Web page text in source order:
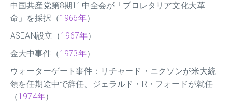
中国共産党第8期11中全会が「プロレタリア文化大革
命」を採択（1966年）
ASEAN設立（1967年）
金大中事件（1973年）
ウォーターゲート事件：リチャード・ニクソンが米大統
領を任期途中で辞任、ジェラルド・R・フォードが就任
（1974年）